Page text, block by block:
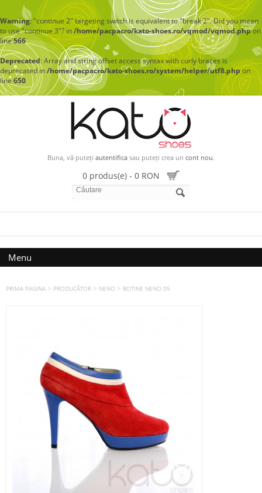
Warning: "continue 2" targeting switch is equivalent to "break 2". Did you mean
to use "continue 3"? in/home/pacpacro/kato-shoes.ro/vqmod/vqmod.phpon
line566
Deprecated: Array and string offset access syntax with curly braces is
deprecated in/home/pacpacro/kato-shoes.ro/system/helper/utf8.phpon
line650
Buna, vă puteți autentifica sau puteți crea un cont nou.
0 produs(e) - 0 RON
Menu
PRIMA PAGINA > PRODUCĂTOR > NENO > BOTINE NENO 05